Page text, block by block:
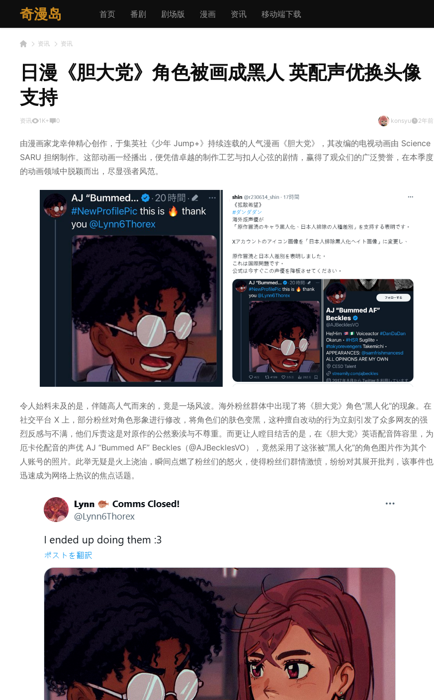
奇漫岛 首页 番剧 剧场版 漫画 资讯 移动端下载
资讯 资讯
日漫《胆大党》角色被画成黑人 英配声优换头像
支持
资讯 1K+ 0 konsyu 2年前
由漫画家龙幸伸精心创作，于集英社《少年 Jump+》持续连载的人气漫画《胆大党》，其改编的电视动画由 Science
SARU 担纲制作。这部动画一经播出，便凭借卓越的制作工艺与扣人心弦的剧情，赢得了观众们的广泛赞誉，在本季度
的动画领域中脱颖而出，尽显强者风范。
令人始料未及的是，伴随高人气而来的，竟是一场风波。海外粉丝群体中出现了将《胆大党》角色“黑人化”的现象。在
社交平台 X 上，部分粉丝对角色形象进行修改，将角色们的肤色变黑，这种擅自改动的行为立刻引发了众多网友的强
烈反感与不满，他们斥责这是对原作的公然亵渎与不尊重。而更让人瞠目结舌的是，在《胆大党》英语配音阵容里，为
厄卡伦配音的声优 AJ “Bummed AF” Beckles（@AJBecklesVO），竟然采用了这张被“黑人化”的角色图片作为其个
人账号的照片。此举无疑是火上浇油，瞬间点燃了粉丝们的怒火，使得粉丝们群情激愤，纷纷对其展开批判，该事件也
迅速成为网络上热议的焦点话题。